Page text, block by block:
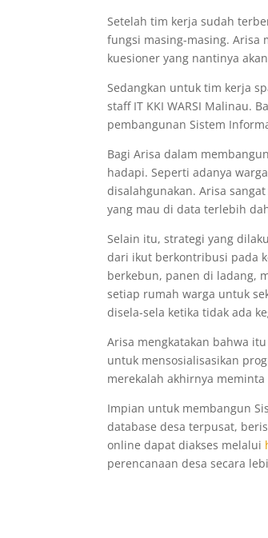
Setelah tim kerja sudah
fungsi masing-masing. Arisa
kuesioner yang nantinya
Sedangkan untuk tim kerja
staff IT KKI WARSI Malinau.
pembangunan Sistem
Bagi Arisa dalam
hadapi. Seperti adanya
disalahgunakan. Arisa
yang mau di data terlebih
Selain itu, strategi yang
dari ikut berkontribusi pada
berkebun, panen di ladang,
setiap rumah warga untuk
disela-sela ketika tidak ada
Arisa mengkatakan bahwa
untuk mensosialisasikan
merekalah akhirnya
Impian untuk membangun
database desa terpusat,
online dapat diakses melalui
perencanaan desa secara